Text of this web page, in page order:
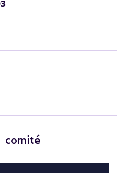
comité